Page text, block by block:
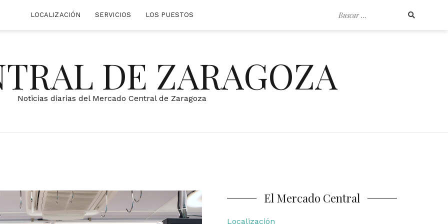
Buscar
LOCALIZACIÓN SERVICIOS LOS PUESTOS
DE ZARAGOZA
Noticias diarias del Mercado Central de Zaragoza
El Mercado Central
Localización